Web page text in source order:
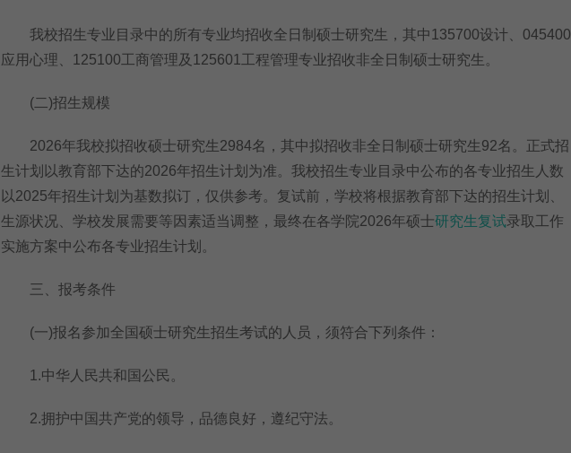
我校招生专业目录中的所有专业均招收全日制硕士研究生，其中135700设计、045400
应用心理、125100工商管理及125601工程管理专业招收非全日制硕士研究生。
(二)招生规模
2026年我校拟招收硕士研究生2984名，其中拟招收非全日制硕士研究生92名。正式招
生计划以教育部下达的2026年招生计划为准。我校招生专业目录中公布的各专业招生人数
以2025年招生计划为基数拟订，仅供参考。复试前，学校将根据教育部下达的招生计划、
生源状况、学校发展需要等因素适当调整，最终在各学院2026年硕士研究生复试录取工作
实施方案中公布各专业招生计划。
三、报考条件
(一)报名参加全国硕士研究生招生考试的人员，须符合下列条件：
1.中华人民共和国公民。
2.拥护中国共产党的领导，品德良好，遵纪守法。